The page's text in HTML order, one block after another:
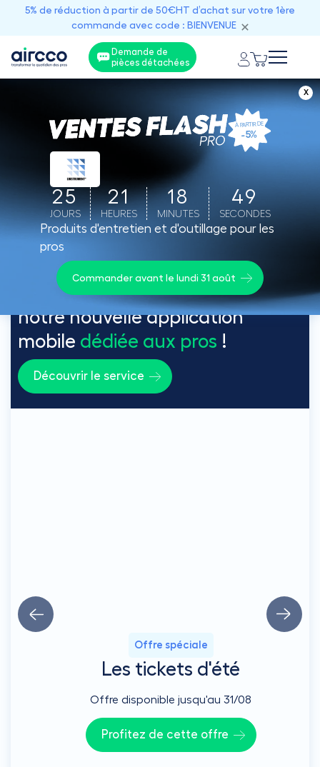
5% de réduction à partir de 50€HT d’achat sur votre 1ère
commande avec code : BIENVENUE
Demande de
pièces détachées
À PARTIR DE
-5%
25
JOURS
21
HEURES
18
MINUTES
49
SECONDES
Produits d'entretien et d'outillage pour les
pros
Commander avant le lundi 31 août
X
climatisation
chauffage
Gagnez enréactivitégrâce à
notre nouvelle application
mobile dédiée aux pros !
Découvrir le service
Offre spéciale
Les tickets d'été
Offre disponible jusqu'au 31/08
Profitez de cette offre